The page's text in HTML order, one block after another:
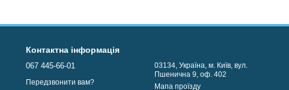
Контактна інформація
067 445-66-01
Передзвонити вам?
03134, Україна, м. Київ, вул.
Пшенична 9, оф. 402
Мапа проїзду